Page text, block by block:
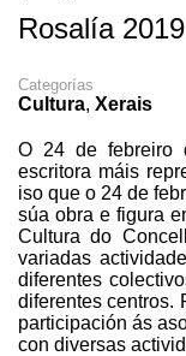
Rosalía 2019
Categorías
Cultura, Xerais
O 24 de febreiro
escritora máis
iso que o 24 de
súa obra e figura
Cultura do
variadas
diferentes
diferentes centros.
participación ás
con diversas